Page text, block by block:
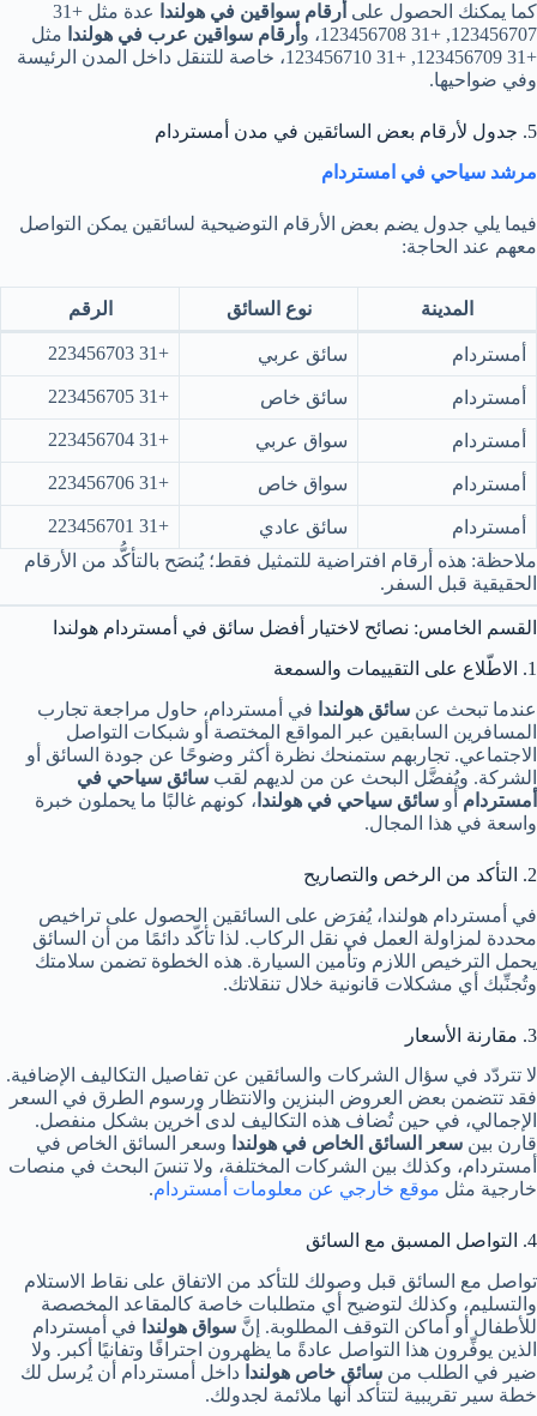
كما يمكنك الحصول على أرقام سواقين في هولندا
عدة مثل +31
123456707, +31 123456708، و
أرقام سواقين عرب في هولندا مثل
+31 123456709, +31 123456710، خاصة للتنقل داخل المدن الرئيسة
وفي ضواحيها.
5. جدول لأرقام بعض السائقين في مدن أمستردام
مرشد سياحي في امستردام
فيما يلي جدول يضم بعض الأرقام التوضيحية لسائقين يمكن التواصل
معهم عند الحاجة:
المدينة نوع السائق الرقم
أمستردام سائق عربي +31 223456703
أمستردام سائق خاص +31 223456705
أمستردام سواق عربي +31 223456704
أمستردام سواق خاص +31 223456706
أمستردام سائق عادي
+31 223456701
ملاحظة: هذه أرقام افتراضية للتمثيل فقط؛ يُنصَح بالتأكُّد من الأرقام
الحقيقية قبل السفر.
القسم الخامس: نصائح لاختيار أفضل سائق في أمستردام هولندا
1. الاطّلاع على التقييمات والسمعة
عندما تبحث عن سائق هولندا في أمستردام، حاول مراجعة تجارب
المسافرين السابقين عبر المواقع المختصة أو شبكات التواصل
الاجتماعي. تجاربهم ستمنحك نظرة أكثر وضوحًا عن جودة السائق أو
الشركة. ويُفضَّل البحث عن من لديهم لقب سائق سياحي في
أمستردام أو سائق سياحي في هولندا ، كونهم غالبًا ما يحملون خبرة
واسعة في هذا المجال.
2. التأكد من الرخص والتصاريح
في أمستردام هولندا، يُفرَض على السائقين الحصول على تراخيص
محددة لمزاولة العمل في نقل الركاب. لذا تأكّد دائمًا من أن السائق
يحمل الترخيص اللازم وتأمين السيارة. هذه الخطوة تضمن سلامتك
وتُجنِّبك أي مشكلات قانونية خلال تنقلاتك.
3. مقارنة الأسعار
لا تتردّد في سؤال الشركات والسائقين عن تفاصيل التكاليف الإضافية.
فقد تتضمن بعض العروض البنزين والانتظار ورسوم الطرق في السعر
الإجمالي، في حين تُضاف هذه التكاليف لدى آخرين بشكل منفصل.
قارن بين سعر السائق الخاص في هولندا وسعر السائق الخاص في
أمستردام، وكذلك بين الشركات المختلفة، ولا تنسَ البحث في منصات
خارجية مثل موقع خارجي عن معلومات أمستردام.
4. التواصل المسبق مع السائق
تواصل مع السائق قبل وصولك للتأكد من الاتفاق على نقاط الاستلام
والتسليم، وكذلك لتوضيح أي متطلبات خاصة كالمقاعد المخصصة
للأطفال أو أماكن التوقف المطلوبة. إنَّ سواق هولندا في أمستردام
الذين يوفِّرون هذا التواصل عادةً ما يظهرون احترافًا وتفانيًا أكبر. ولا
ضير في الطلب من سائق خاص هولندا داخل أمستردام أن يُرسل لك
خطة سير تقريبية لتتأكد أنها ملائمة لجدولك.